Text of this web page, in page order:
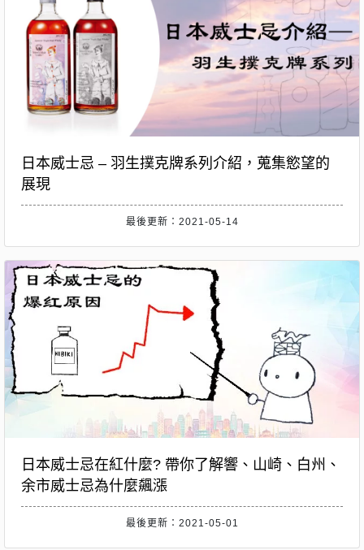
日本威士忌 – 羽生撲克牌系列介紹，蒐集慾望的
展現
最後更新：2021-05-14
日本威士忌在紅什麼? 帶你了解響、山崎、白州、
余市威士忌為什麼飆漲
最後更新：2021-05-01